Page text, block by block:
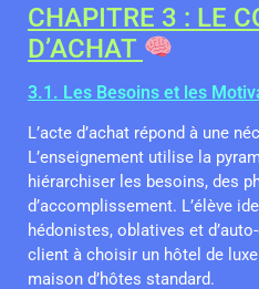
CHAPITRE 3 : LE
D’ACHAT
3.1. Les Besoins et les
L’acte d’achat répond à une
L’enseignement utilise la
hiérarchiser les besoins, des
d’accomplissement. L’élève
hédonistes, oblatives et
client à choisir un hôtel de
maison d’hôtes standard.